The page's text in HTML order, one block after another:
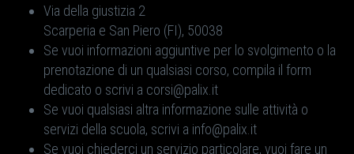
Via della giustizia 2
Scarperia e San Piero (FI), 50038
Se vuoi informazioni aggiuntive per lo svolgimento o la
prenotazione di un qualsiasi corso, compila il form
dedicato o scrivi a corsi@palix.it
Se vuoi qualsiasi altra informazione sulle attività o
servizi della scuola, scrivi a info@palix.it
Se vuoi chiederci un servizio particolare, vuoi fare un